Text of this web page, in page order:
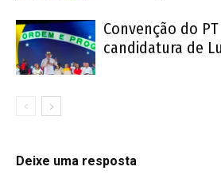
Convenção do
candidatura de
Deixe uma resposta